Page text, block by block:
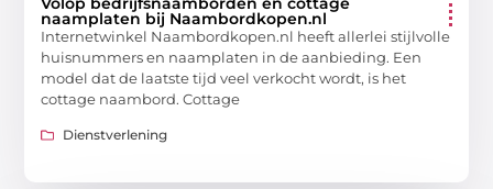
naamplaten bij Naambordkopen.nl
Internetwinkel Naambordkopen.nl heeft allerlei stijlvolle
huisnummers en naamplaten in de aanbieding. Een
model dat de laatste tijd veel verkocht wordt, is het
cottage naambord. Cottage
Dienstverlening